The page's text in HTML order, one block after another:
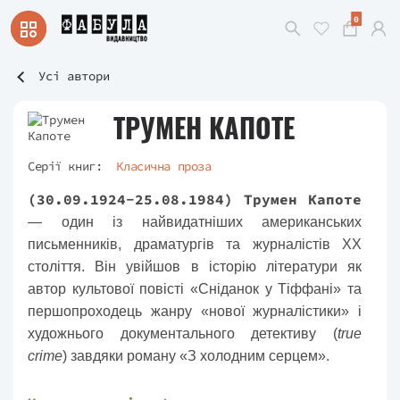
0
Усі автори
ТРУМЕН КАПОТЕ
Серії книг: Класична проза
(30.09.1924-25.08.1984) Трумен Капоте
— один із найвидатніших американських
письменників, драматургів та журналістів XX
століття. Він увійшов в історію літератури як
автор культової повісті «Сніданок у Тіффані» та
першопроходець жанру «нової журналістики» і
художнього документального детективу (true
crime) завдяки роману «З холодним серцем».